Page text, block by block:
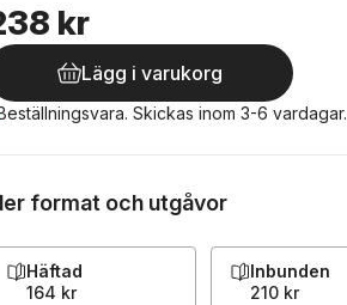
kr
Lägg i varukorg
Skickas inom 3-6 vardagar.
format och utgåvor
Häftad
164 kr
Inbunden
210 kr